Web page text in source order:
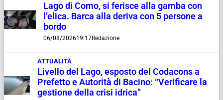
Lago di Como, si ferisce alla gamba con
l’elica. Barca alla deriva con 5 persone a
bordo
06/08/202619:17Redazione
ATTUALITÀ
Livello del Lago, esposto del Codacons a
Prefetto e Autorità di Bacino: “Verificare la
gestione della crisi idrica”